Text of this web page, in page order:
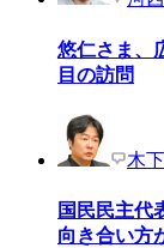
悠仁さま、
目の訪問
木
国民民主
向き合い方